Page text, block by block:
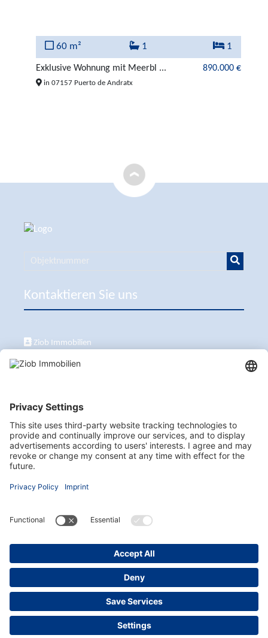
60 m² 1 1
Exklusive Wohnung mit Meerbl ... 890.000 €
in 07157 Puerto de Andratx
Kontaktieren Sie uns
Ziob Immobilien
Calle Peix 2, 07157 Puerto de Andratx
Besuchen Sie uns auch hier
Newsletter abonnieren
Ziob Immobilien © 2026
Impressum
Kontakt Datenschutz